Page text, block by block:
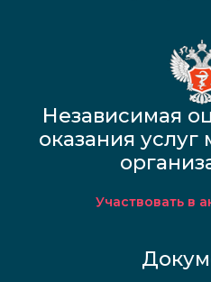
Независимая
оказания
Участвовать в